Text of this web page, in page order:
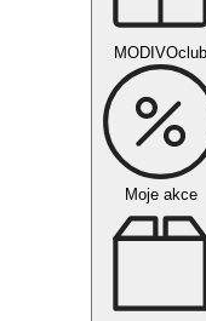
MODIVOclub
Moje akce